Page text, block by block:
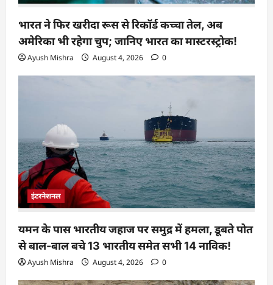
भारत ने फिर खरीदा रूस से रिकॉर्ड कच्चा तेल, अब
अमेरिका भी रहेगा चुप; जानिए भारत का मास्टरस्ट्रोक!
Ayush Mishra August 4, 2026 0
इंटरनेशनल
यमन के पास भारतीय जहाज पर समुद्र में हमला, डूबते पोत
से बाल-बाल बचे 13 भारतीय समेत सभी 14 नाविक!
Ayush Mishra August 4, 2026 0